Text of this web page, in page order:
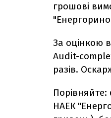
грошові
За оцінкою
Audit-
разів.
НАЕК